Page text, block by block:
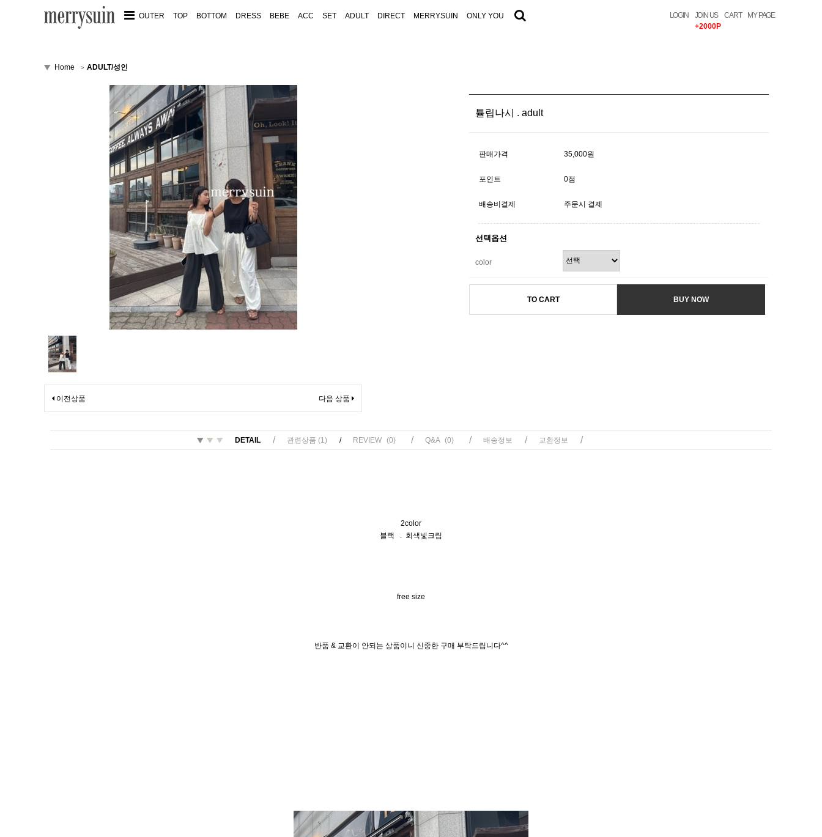
ONLY YOU
MERRYSUIN
DIRECT
ADULT
SET
ACC
BEBE
DRESS
BOTTOM
TOP
OUTER
LOGIN
+2000P
JOIN US CART MY PAGE
Home ADULT/성인
이전상품 다음 상품
튤립나시 . adult
판매가격 35,000원
포인트 0점
배송비결제 주문시 결제
선택옵션
color
TO CART BUY NOW
DETAIL / 관련상품 (1) / REVIEW (0) / Q&A (0) / 배송정보 / 교환정보 /
2color
블랙 . 회색빛크림
free size
반품 & 교환이 안되는 상품이니 신중한 구매 부탁드립니다^^